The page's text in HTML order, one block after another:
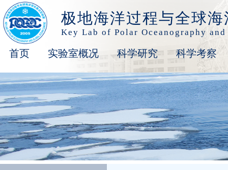
极地海洋过程与全球
Key Lab of Polar Oceanography
首页 实验室概况 科学研究 科学考察